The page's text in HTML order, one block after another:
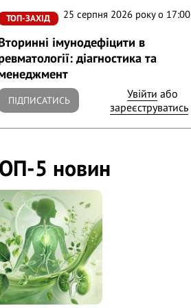
ТОП-ЗАХІД 25 серпня 2026 року o 17:00
імунодефіцити в
діагностика та
ПІДПИСАТИСЬ Увійти або
зареєструватись
5 новин